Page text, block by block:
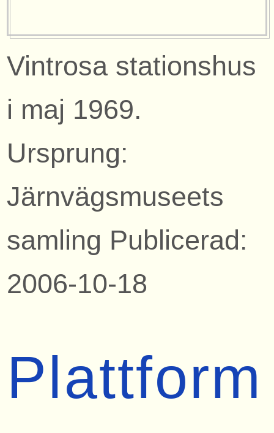
Vintrosa stationshus
i maj 1969.
Ursprung:
Järnvägsmuseets
samling Publicerad:
2006-10-18
Plattform